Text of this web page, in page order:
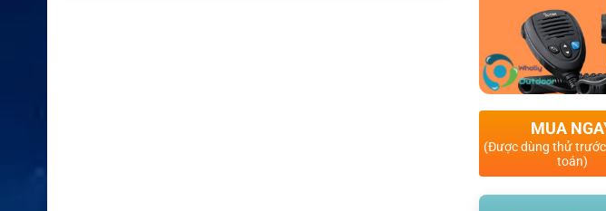
MUA
(Được dùng thử
toán)